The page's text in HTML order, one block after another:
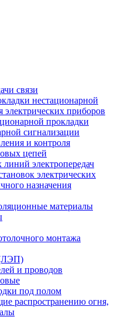
связи
нестационарной
электрических приборов
прокладки
сигнализации
и контроля
цепей
электропередач
электрических
назначения
материалы
монтажа
(ЛЭП)
и проводов
под полом
распространению огня,